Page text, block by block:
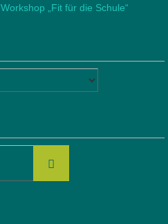
Workshop „Fit für die Schule“
Suchen